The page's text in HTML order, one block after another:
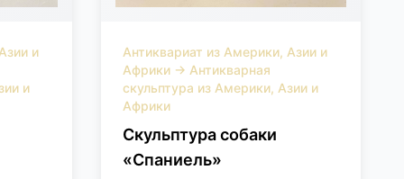
и
и
Антиквариат из Америки, Азии и
Африки → Антикварная
скульптура из Америки, Азии и
Африки
Скульптура собаки
«Спаниель»